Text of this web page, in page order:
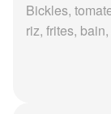
Bickles,
riz, frites,